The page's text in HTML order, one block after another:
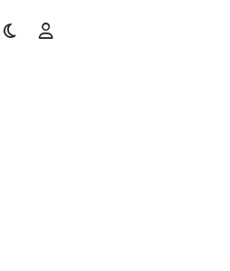
Toggle theme